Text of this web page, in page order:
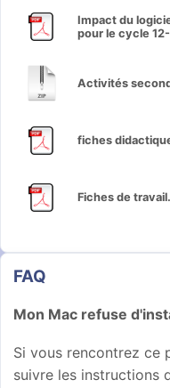
Impact du
pour le cycle
Activités
fiches
Fiches de
FAQ
Mon Mac refuse
Si vous rencontrez ce
suivre les instructions